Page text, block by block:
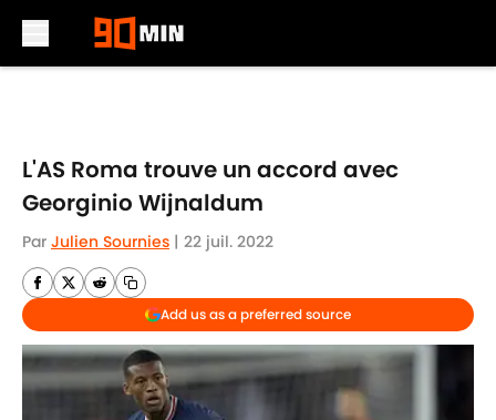
L'AS Roma trouve un accord avec
Georginio Wijnaldum
Par Julien Sournies | 22 juil. 2022
Add us as a preferred source